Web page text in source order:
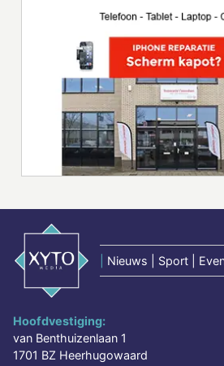
Nieuws | Sport |
Hoofdvestiging:
van Benthuizenlaan 1
1701 BZ Heerhugowaard